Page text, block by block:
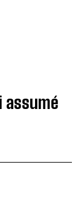
assumé